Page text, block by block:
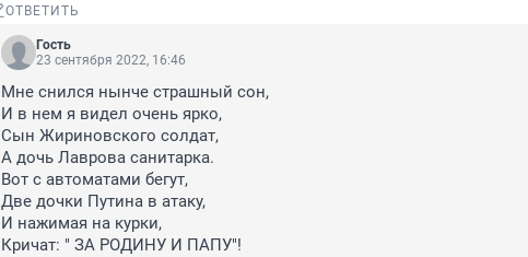
ОТВЕТИТЬ
Гость
23 сентября 2022, 16:46
Мне снился нынче страшный сон,
И в нем я видел очень ярко,
Сын Жириновского солдат,
А дочь Лаврова санитарка.
Вот с автоматами бегут,
Две дочки Путина в атаку,
И нажимая на курки,
Кричат: " ЗА РОДИНУ И ПАПУ"!